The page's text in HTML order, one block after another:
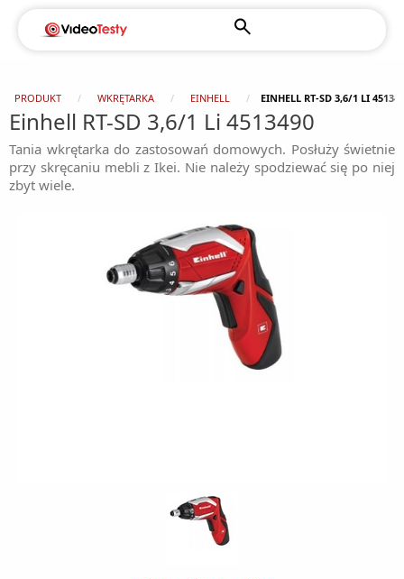
PRODUKT WKRĘTARKA EINHELL EINHELL RT-SD 3,6/1 LI
Einhell RT-SD 3,6/1 Li 4513490
Tania wkrętarka do zastosowań domowych. Posłuży świetnie
przy skręcaniu mebli z Ikei. Nie należy spodziewać się po niej
zbyt wiele.